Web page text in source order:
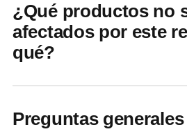
¿Qué productos no
afectados por este
qué?
Preguntas generales